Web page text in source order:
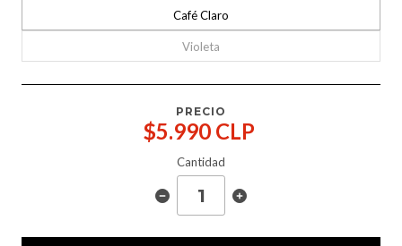
Café Claro
Violeta
PRECIO
$5.990 CLP
Cantidad